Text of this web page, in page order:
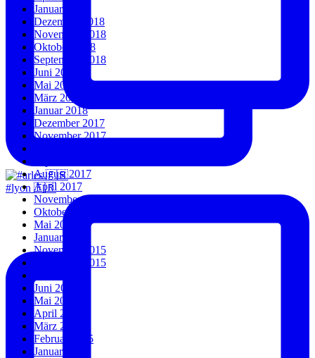
#lyon 🇫🇷
Januar 2019
Dezember 2018
November 2018
Oktober 2018
September 2018
Juni 2018
Mai 2018
März 2018
Januar 2018
Dezember 2017
November 2017
August 2017
April 2017
November 2016
Oktober 2016
Mai 2016
Januar 2016
November 2015
September 2015
Juni 2015
Mai 2015
April 2015
März 2015
Februar 2015
Januar 2015